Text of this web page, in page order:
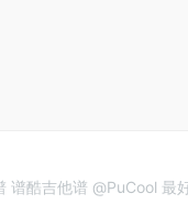
酷吉他谱 @PuCool 最